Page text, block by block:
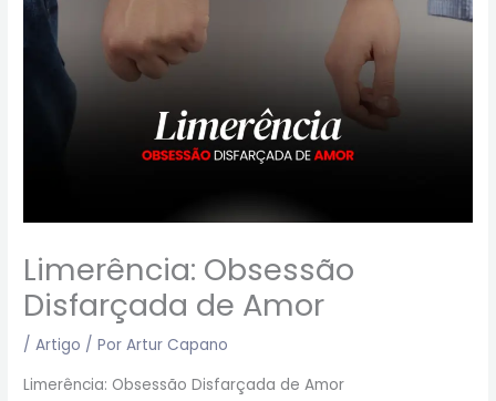
Limerência: Obsessão
Disfarçada de Amor
/Artigo / PorArtur Capano
Limerência: Obsessão Disfarçada de Amor